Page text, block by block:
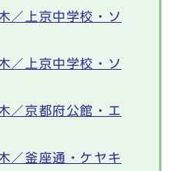
／上京中学校・ソ
／上京中学校・ソ
／京都府公館・エ
／釜座通・ケヤキ